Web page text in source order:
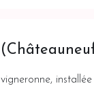
vigneronne,